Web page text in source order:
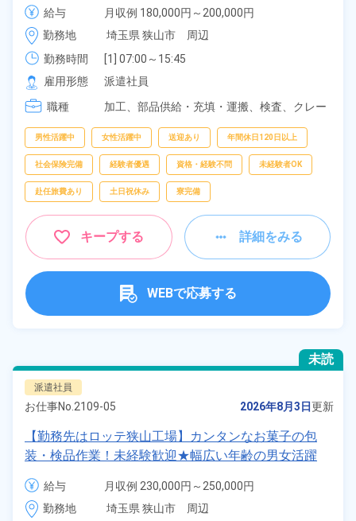
迎ありで通勤ラクラク！《埼玉県狭山市》
給与
月収例 180,000円～200,000円
時給 1,195円～1,195円
勤務地
埼玉県 狭山市　周辺
勤務時間
[1] 07:00～15:45
[2] 12:55～21:40
[3] 08:00～16:45
雇用形態
派遣社員
職種
加工、 部品供給・充填・運搬、 検査、 クレー
男性活躍中 女性活躍中 送迎あり 年間休日120日以上
社会保険完備 経験者優遇 資格・経験不問 未経験者OK
赴任旅費あり 土日祝休み 寮完備
キープする 詳細をみる
WEBで応募する
未読
派遣社員
お仕事No. 2109-05 2026年8月3日更新
【勤務先はロッテ狭山工場】カンタンなお菓子の包
装・検品作業！未経験歓迎★幅広い年齢の男女活躍
中！1食180円～の格安食堂利用可！社販で格安でお
菓子が購入できる！無料送迎ありで通勤ラクラク！
《埼玉県狭山市》
給与
月収例 230,000円～250,000円
時給 1,400円～1,400円
勤務地
埼玉県 狭山市　周辺